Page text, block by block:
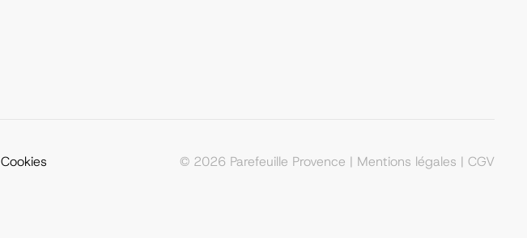
Cookies © 2026 Parefeuille Provence | Mentions légales | CGV